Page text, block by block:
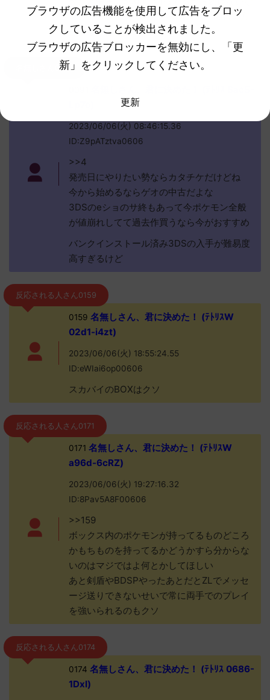
ましてカタチケでスカバイ両方とかの買い方
をするのは致命的
名無しさん0091
2023/06/06(火) 08:46:15.36
ID:Z9pATztva0606
>>4
発売日にやりたい勢ならカタチケだけどね
今から始めるならゲオの中古だよな
3DSのeショのサ終もあって今ポケモン全般
が値崩れしてて過去作買うなら今がおすすめ
バンクインストール済み3DSの入手が難易度
高すぎるけど
反応される人さん0159
0159 名無しさん、君に決めた！ (ﾃﾄﾘｽW
02d1-i4zt)
2023/06/06(火) 18:55:24.55
ID:eWIai6op00606
スカバイのBOXはクソ
反応される人さん0171
0171 名無しさん、君に決めた！ (ﾃﾄﾘｽW
a96d-6cRZ)
2023/06/06(火) 19:27:16.32
ID:8Pav5A8F00606
>>159
ボックス内のポケモンが持ってるものどころ
かもちものを持ってるかどうかすら分からな
いのはマジではよ何とかしてほしい
あと剣盾やBDSPやったあとだとZLでメッセ
ージ送りできないせいで常に両手でのプレイ
を強いられるのもクソ
反応される人さん0174
0174 名無しさん、君に決めた！ (ﾃﾄﾘｽ 0686-
1DxI)
ブラウザの広告機能を使用して広告をブロッ
クしていることが検出されました。
ブラウザの広告ブロッカーを無効にし、「更
新」をクリックしてください。
更新